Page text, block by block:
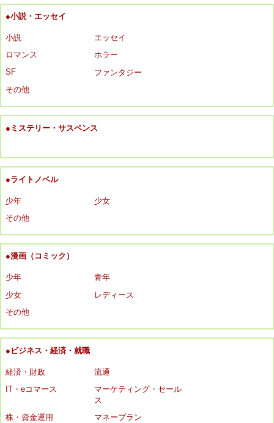
●小説・エッセイ
小説
エッセイ
ロマンス
ホラー
SF
ファンタジー
その他
●ミステリー・サスペンス
●ライトノベル
少年
少女
その他
●漫画（コミック）
少年
青年
少女
レディース
その他
●ビジネス・経済・就職
経済・財政
流通
IT・eコマース
マーケティング・セール
ス
株・資金運用
マネープラン